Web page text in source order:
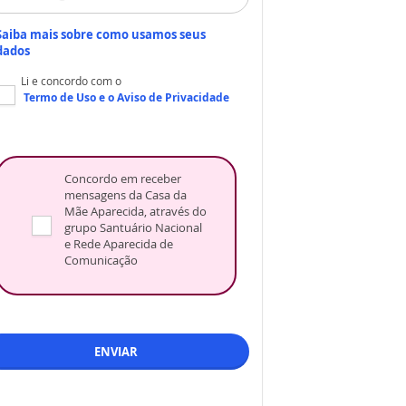
mais sobre como usamos seus
Li e concordo com o
Termo de Usoe oAviso de Privacidade
Concordo em receber
mensagens da Casa da
Mãe Aparecida, através do
grupo Santuário Nacional
e Rede Aparecida de
Comunicação
ENVIAR